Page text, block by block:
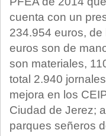
cuenta con un
234.954 euros,
euros son de
son materiales,
total 2.940
mejora en los
Ciudad de Jerez;
parques señeros